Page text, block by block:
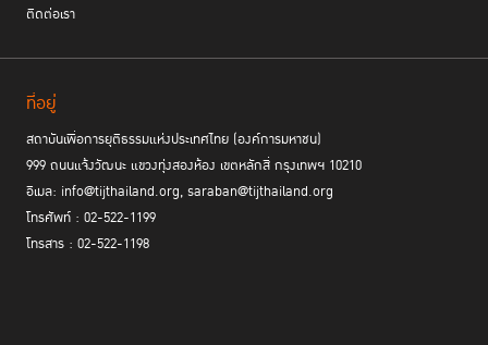
ติดต่อเรา
ที่อยู่
สถาบันเพื่อการยุติธรรมแห่งประเทศไทย (องค์การมหาชน)
999 ถนนแจ้งวัฒนะ แขวงทุ่งสองห้อง เขตหลักสี่ กรุงเทพฯ 10210
อีเมล: info@tijthailand.org, saraban@tijthailand.org
โทรศัพท์ : 02-522-1199
โทรสาร : 02-522-1198